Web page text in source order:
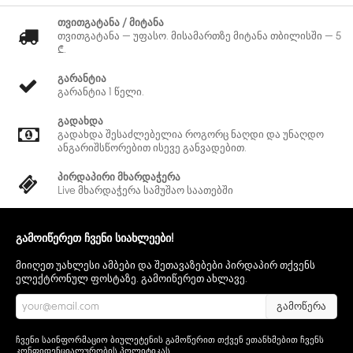
თვითგატანა / მიტანა
თვითგატანა — უფასო. მისამართზე მიტანა თბილისში — 5
₾.
გარანტია
გარანტია 1 წელი.
გადახდა
გადახდა შესაძლებელია როგორც ნაღდი და უნაღდო
ანგარიშსწორებით ისევე განვადებით.
პირდაპირი მხარდაჭერა
Live მხარდაჭერა სამუშაო საათებში
გამოიწერეთ ჩვენი სიახლეები!
მიიღეთ უახლესი ამბები და შეთავაზებები პირდაპირ თქვენს
ელექტრონულ ფოსტაზე. გამოიწერეთ ახლავე.
გამოწერა
ჩვენი საინფორმაციო ბიულეტენის გამოწერით თქვენ ეთანხმებით ჩვენს